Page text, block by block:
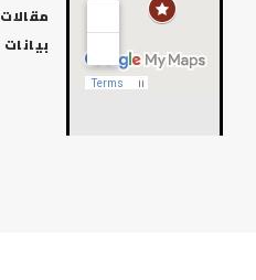
مقالات العدل
بيانات العدل